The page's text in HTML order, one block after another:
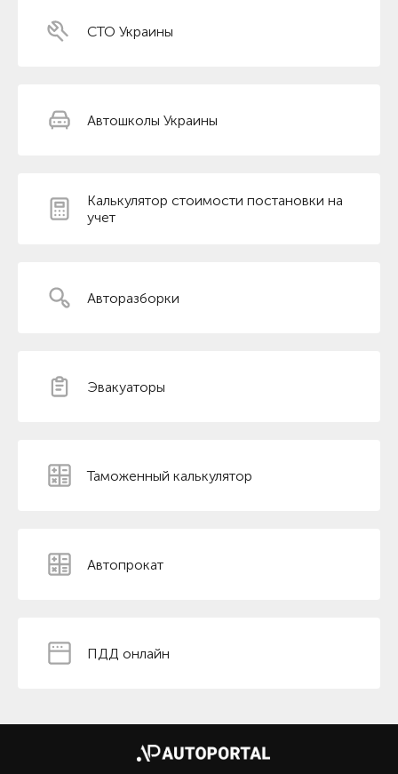
СТО Украины
Автошколы Украины
Калькулятор стоимости постановки на
учет
Авторазборки
Эвакуаторы
Таможенный калькулятор
Автопрокат
ПДД онлайн